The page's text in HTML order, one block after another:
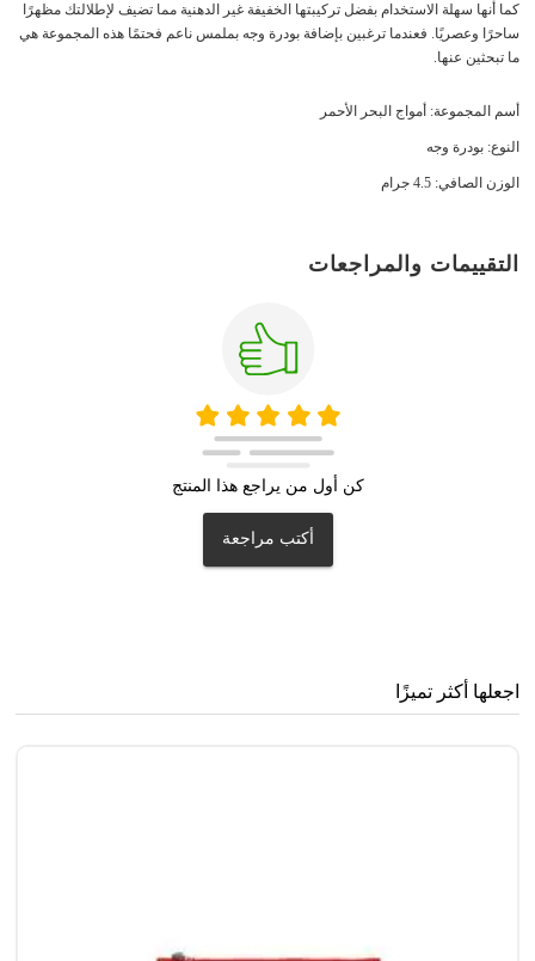
كما أنها سهلة الاستخدام بفضل تركيبتها الخفيفة غير الدهنية مما تضيف لإطلالتك مظهرًا
ساحرًا وعصريًا. فعندما ترغبين بإضافة بودرة وجه بملمس ناعم فحتمًا هذه المجموعة هي
ما تبحثين عنها.
أسم المجموعة: أمواج البحر الأحمر
النوع: بودرة وجه
الوزن الصافي: 4.5 جرام
التقييمات والمراجعات
كن أول من يراجع هذا المنتج
أكتب مراجعة
اجعلها أكثر تميزًا